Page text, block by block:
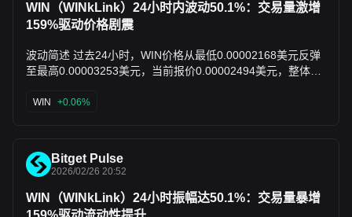
WIN（WINkLink）24小时内波动50.1%：交易量激增
159%驱动价格剧震
波动简述 过去24小时，WIN价格从最低0.00002168美元反弹
至最高0.00003253美元，当前报价0.00002494美元，整体涨
（+159.17%），部分平台数据显示更高至3761万美元
内交易量从前期低位跃升159.17%至951万美元，部分数据超
3700万美元，流动性显著提升，直接推动价格波动放大。 - 平
台资金流入：Binance等主流交易所观察到大额流入，2320亿
WIN交易量伴随资金流向积极，支撑日内高点突破。 无官方公
告或链上鲸鱼大单等单一重大事件，但社区活跃讨论强化了市
WIN +0.06%
Bitget Pulse
2026/02/26 20:52
WIN（WINkLink）24小时振幅达50.1%：交易量暴增